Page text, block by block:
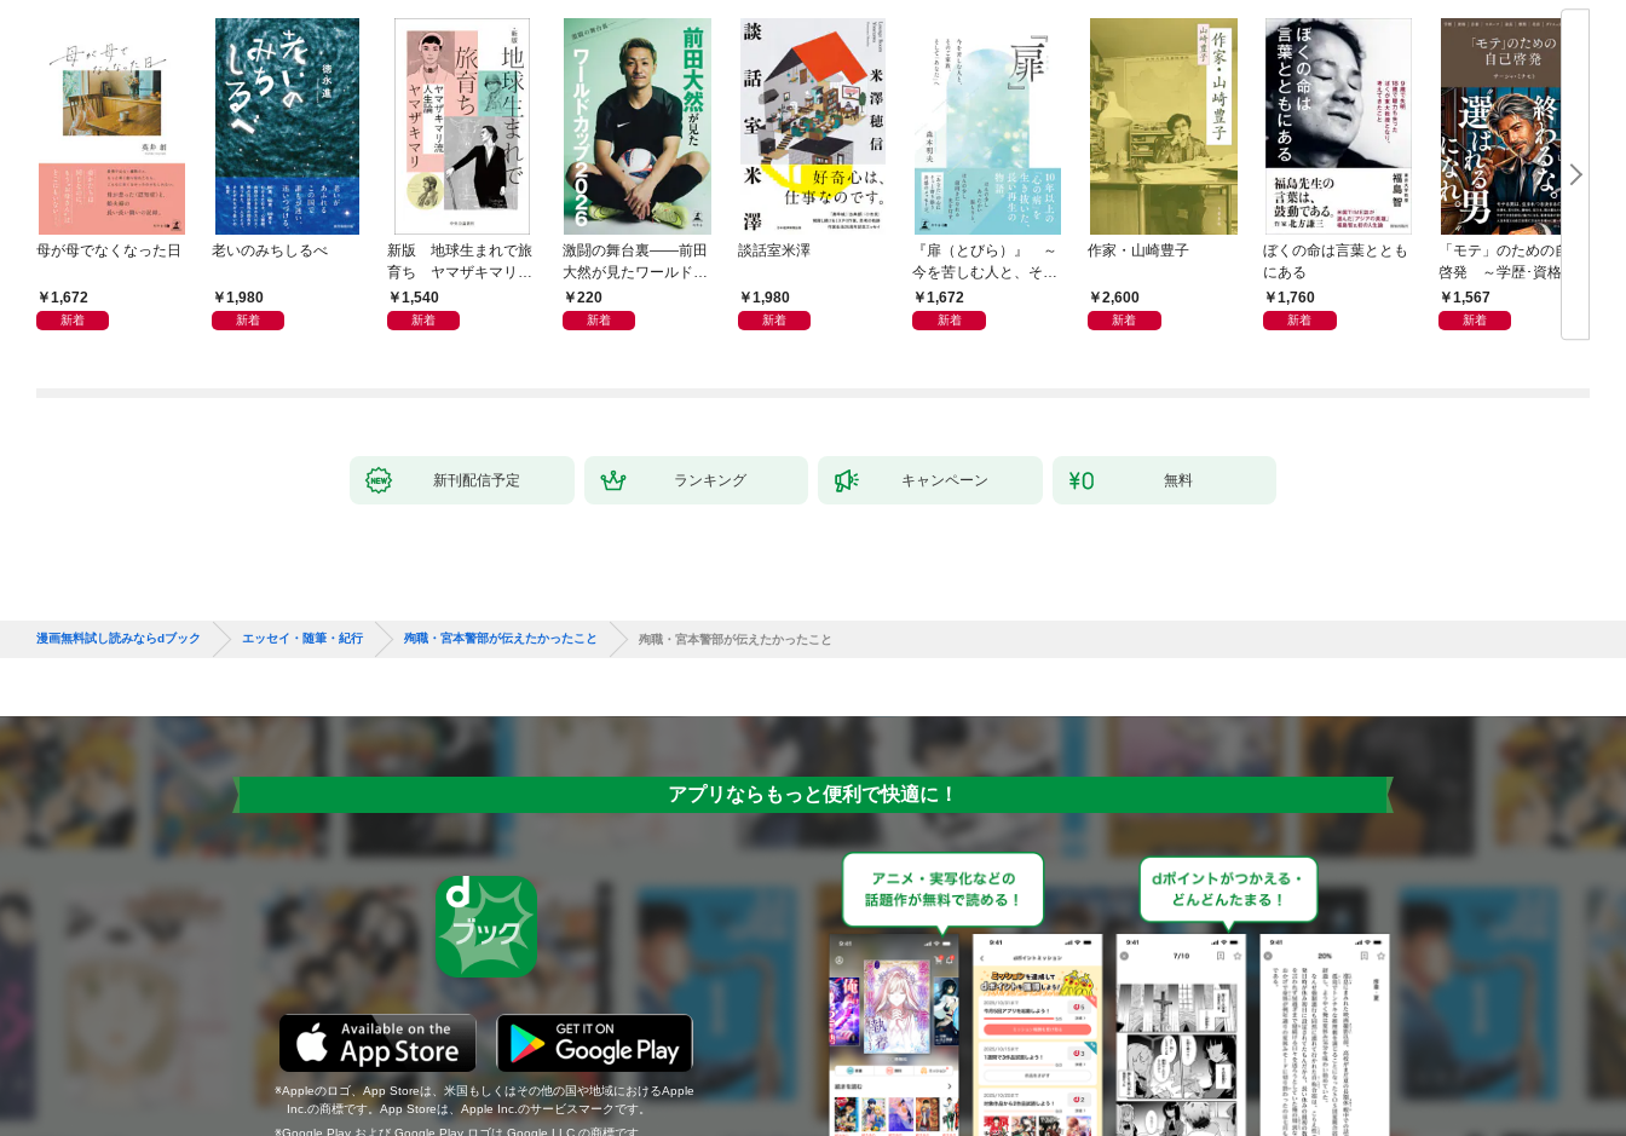
母が母でなくなった日
1,672
新着
老いのみちしるべ
1,980
新着
新版 地球生まれで旅
育ち ヤマザキマリ流
人生論
1,540
新着
激闘の舞台裏――前田
大然が見たワールドカ
ップ2026
220
新着
談話室米澤
1,980
新着
『扉（とびら）』 ～
今を苦しむ人と、その
ご家族、そして「あな
た」へ～
1,672
新着
作家・山崎豊子
2,600
新着
ぼくの命は言葉ととも
にある
1,760
新着
「モテ」のための自己
啓発 ～学歴･資格･音
楽･スポーツ･身長･整
形･美容･ダイエット･
1,567
新着
新刊配信予定 ランキング キャンペーン 無料
漫画無料試し読みならdブック エッセイ・随筆・紀行 殉職・宮本警部が伝えたかったこと 殉職・宮本警部が伝えたかったこと
アプリならもっと便利で快適に！
Appleのロゴ、App Storeは、米国もしくはその他の国や地域におけるApple
Inc.の商標です。App Storeは、Apple Inc.のサービスマークです。
Google Play および Google Play ロゴは Google LLC の商標です。